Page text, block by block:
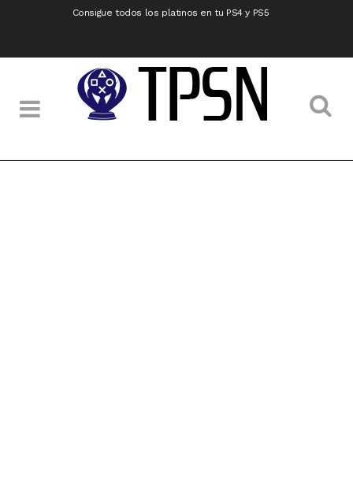
Consigue todos los platinos en tu PS4 y PS5